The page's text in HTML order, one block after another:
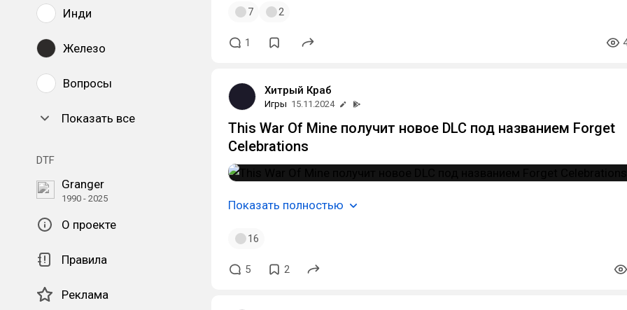
Инди
Железо
Вопросы
Показать все
DTF
Granger
1990 - 2025
О проекте
Правила
Реклама
7 2
1
Хитрый Краб
Игры 15.11.2024
This War Of Mine получит новое DLC под названием Forget
Celebrations
Показать полностью
16
5 2